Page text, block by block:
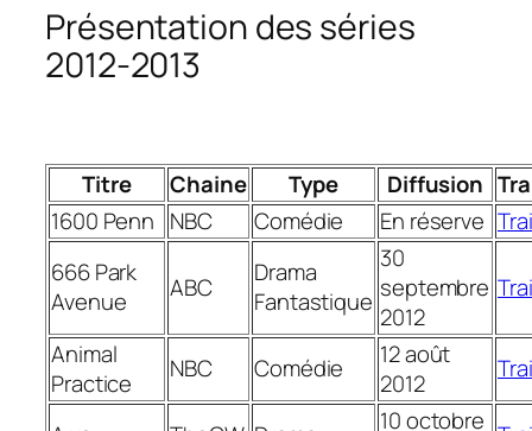
Présentation des séries
2012-2013
Titre Chaine Type Diffusion
1600 Penn NBC Comédie En réserve
666 Park
Avenue
ABC
Drama
Fantastique
30
septembre
2012
Animal
Practice
NBC Comédie
12 août
2012
10 octobre